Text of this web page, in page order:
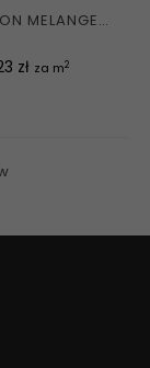
MELANGE
zł za m2